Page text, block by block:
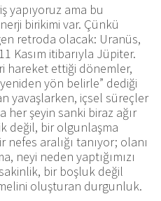
yapıyoruz ama bu
birikimi var. Çünkü
retroda olacak: Uranüs,
Kasım itibarıyla Jüpiter.
hareket ettiği dönemler,
yön belirle” dediği
yavaşlarken, içsel süreçler
her şeyin sanki biraz ağır
değil, bir olgunlaşma
nefes aralığı tanıyor; olanı
neyi neden yaptığımızı
bir boşluk değil
oluşturan durgunluk.